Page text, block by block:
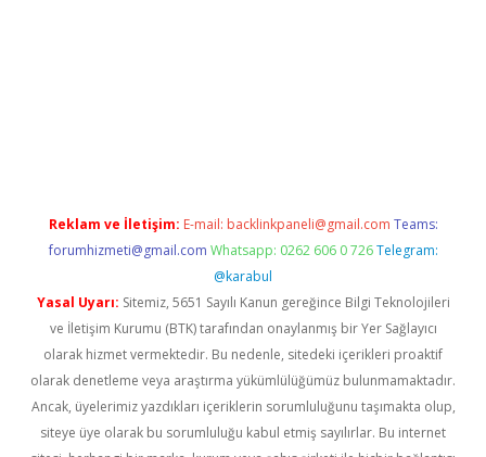
Reklam ve İletişim: E-mail: backlinkpaneli@gmail.com Teams:
forumhizmeti@gmail.com Whatsapp: 0262 606 0 726 Telegram:
@karabul
Yasal Uyarı: Sitemiz, 5651 Sayılı Kanun gereğince Bilgi Teknolojileri
ve İletişim Kurumu (BTK) tarafından onaylanmış bir Yer Sağlayıcı
olarak hizmet vermektedir. Bu nedenle, sitedeki içerikleri proaktif
olarak denetleme veya araştırma yükümlülüğümüz bulunmamaktadır.
Ancak, üyelerimiz yazdıkları içeriklerin sorumluluğunu taşımakta olup,
siteye üye olarak bu sorumluluğu kabul etmiş sayılırlar. Bu internet